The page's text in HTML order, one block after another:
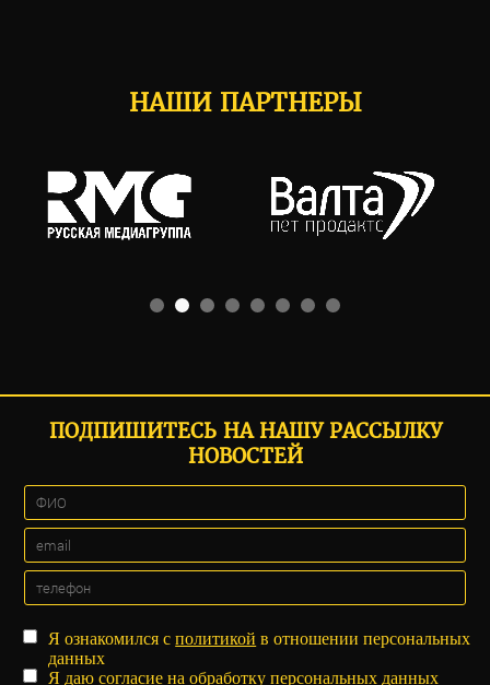
НАШИ ПАРТНЕРЫ
ПОДПИШИТЕСЬ НА НАШУ РАССЫЛКУ
НОВОСТЕЙ
Я ознакомился сполитикой в отношении персональных
данных
Я даюсогласие на обработку персональных данных